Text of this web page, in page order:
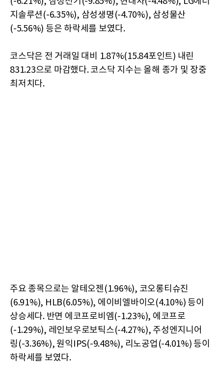
지솔루션(-6.35%), 삼성생명(-4.70%), 삼성물산
(-5.56%) 등은 하락세를 보였다.
코스닥은 전 거래일 대비 1.87%(15.84포인트) 내린
831.23으로 마감했다. 코스닥 지수는 올해 종가 및 장중
최저치다.
주요 종목으로는 알테오젠(1.96%), 코오롱티슈진
(6.91%), HLB(6.05%), 에이비엘바이오(4.10%) 등이
상승세다. 반면 에코프로비엠(-1.23%), 에코프로
(-1.29%), 레인보우로보틱스(-4.27%), 주성엔지니어
링(-3.36%), 원익IPS(-9.48%), 리노공업(-4.01%) 등이
하락세를 보였다.